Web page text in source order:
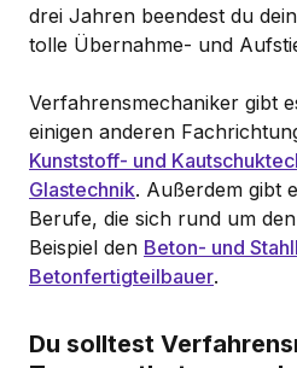
drei Jahren beendest du
tolle Übernahme- und
Verfahrensmechaniker gibt
einigen anderen
Kunststoff- und
Glastechnik. Außerdem gibt
Berufe, die sich rund um
Beispiel den Beton- und
Betonfertigteilbauer.
Du solltest